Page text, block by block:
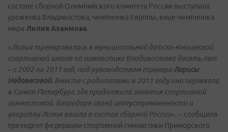
составе сборной Олимпийского комитета России выступила
уроженка Владивостока, чемпионка Европы, вице-чемпионка
мира Лилия Ахаимова.
«Лилия тренировалась в муниципальной детско-юношеской
спортивной школе по гимнастике Владивостока десять лет
– с 2002 по 2011 год, под руководством тренера Ларисы
Недовесовой. Вместе с родителями в 2011 году она переехала
в Санкт-Петербург, где продолжила занятия спортивной
гимнастикой. Благодаря своей целеустремленности и
упорству Лилия вошла в состав сборной России»,– сообщила
президент федерации спортивной гимнастики Приморского